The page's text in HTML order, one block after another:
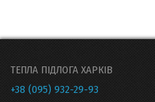
ТЕПЛА ПІДЛОГА ХАРКІВ
+38 (095) 932-29-93